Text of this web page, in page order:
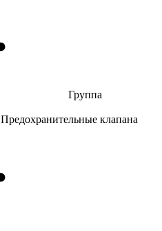
Группа
Предохранительные клапана